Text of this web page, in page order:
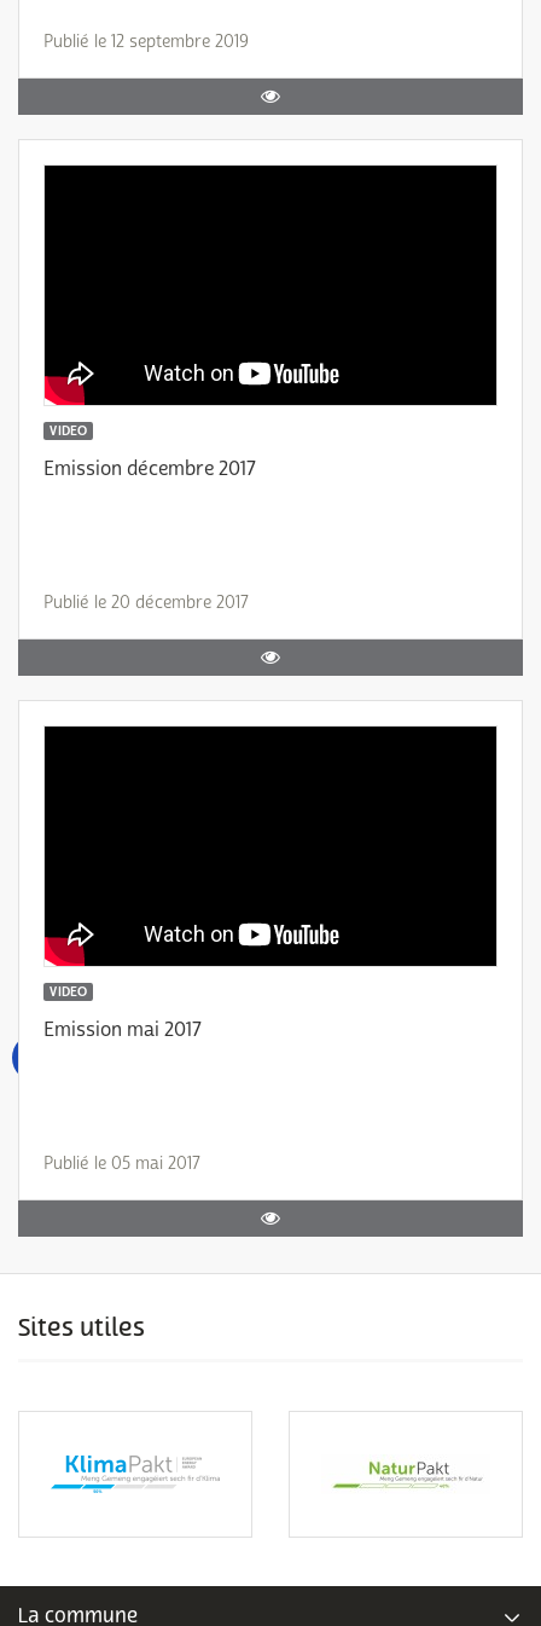
Publié le 12 septembre 2019
VIDEO
Emission décembre 2017
Publié le 20 décembre 2017
VIDEO
Emission mai 2017
Publié le 05 mai 2017
Sites utiles
La commune